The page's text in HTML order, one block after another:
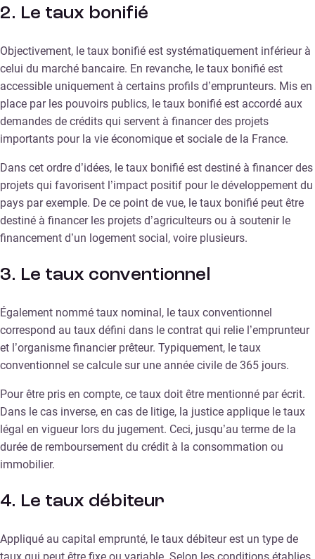
2. Le taux bonifié
Objectivement, le taux bonifié est systématiquement inférieur à
celui du marché bancaire. En revanche, le taux bonifié est
accessible uniquement à certains profils d’emprunteurs. Mis en
place par les pouvoirs publics, le taux bonifié est accordé aux
demandes de crédits qui servent à financer des projets
importants pour la vie économique et sociale de la France.
Dans cet ordre d’idées, le taux bonifié est destiné à financer des
projets qui favorisent l’impact positif pour le développement du
pays par exemple. De ce point de vue, le taux bonifié peut être
destiné à financer les projets d’agriculteurs ou à soutenir le
financement d’un logement social, voire plusieurs.
3. Le taux conventionnel
Également nommé taux nominal, le taux conventionnel
correspond au taux défini dans le contrat qui relie l’emprunteur
et l’organisme financier prêteur. Typiquement, le taux
conventionnel se calcule sur une année civile de 365 jours.
Pour être pris en compte, ce taux doit être mentionné par écrit.
Dans le cas inverse, en cas de litige, la justice applique le taux
légal en vigueur lors du jugement. Ceci, jusqu’au terme de la
durée de remboursement du crédit à la consommation ou
immobilier.
4. Le taux débiteur
Appliqué au capital emprunté, le taux débiteur est un type de